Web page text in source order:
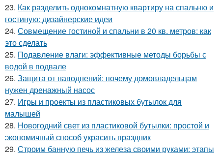
23. Как разделить однокомнатную квартиру на спальню и
гостиную: дизайнерские идеи
24. Совмещение гостиной и спальни в 20 кв. метров: как
это сделать
25. Подавление влаги: эффективные методы борьбы с
водой в подвале
26. Защита от наводнений: почему домовладельцам
нужен дренажный насос
27. Игры и проекты из пластиковых бутылок для
малышей
28. Новогодний свет из пластиковой бутылки: простой и
экономичный способ украсить праздник
29. Строим банную печь из железа своими руками: этапы